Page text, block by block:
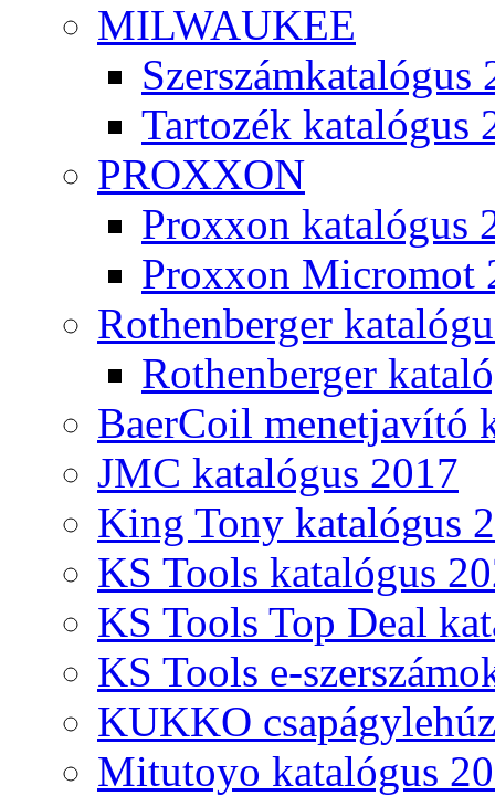
MILWAUKEE
Szerszámkatalógus
Tartozék katalógus
PROXXON
Proxxon katalógus
Proxxon Micromot
Rothenberger
Rothenberger
BaerCoil menetjavító
JMC katalógus 2017
King Tony katalógus
KS Tools katalógus
KS Tools Top Deal
KS Tools e-
KUKKO
Mitutoyo katalógus